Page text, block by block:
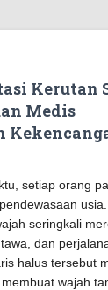
Kerutan
Medis
setiap orang
seringkali
dan
halus tersebut
wajah